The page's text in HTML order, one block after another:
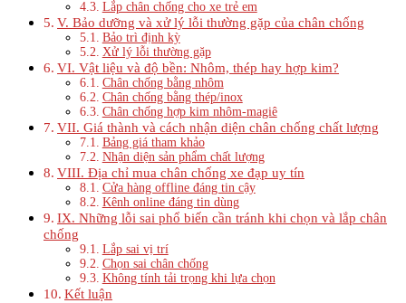
Lắp chân chống cho xe trẻ em
V. Bảo dưỡng và xử lý lỗi thường gặp của chân chống
Bảo trì định kỳ
Xử lý lỗi thường gặp
VI. Vật liệu và độ bền: Nhôm, thép hay hợp kim?
Chân chống bằng nhôm
Chân chống bằng thép/inox
Chân chống hợp kim nhôm-magiê
VII. Giá thành và cách nhận diện chân chống chất lượng
Bảng giá tham khảo
Nhận diện sản phẩm chất lượng
VIII. Địa chỉ mua chân chống xe đạp uy tín
Cửa hàng offline đáng tin cậy
Kênh online đáng tin dùng
IX. Những lỗi sai phổ biến cần tránh khi chọn và lắp chân
chống
Lắp sai vị trí
Chọn sai chân chống
Không tính tải trọng khi lựa chọn
Kết luận